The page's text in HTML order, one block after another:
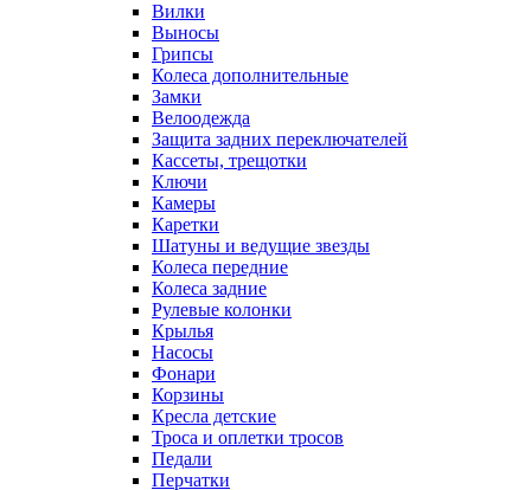
Вилки
Выносы
Грипсы
Колеса дополнительные
Замки
Велоодежда
Защита задних переключателей
Кассеты, трещотки
Ключи
Камеры
Каретки
Шатуны и ведущие звезды
Колеса передние
Колеса задние
Рулевые колонки
Крылья
Насосы
Фонари
Корзины
Кресла детские
Троса и оплетки тросов
Педали
Перчатки